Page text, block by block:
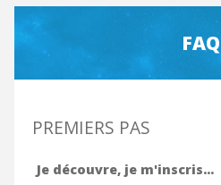
FAQ
PREMIERS PAS
Je découvre, je m'inscris...